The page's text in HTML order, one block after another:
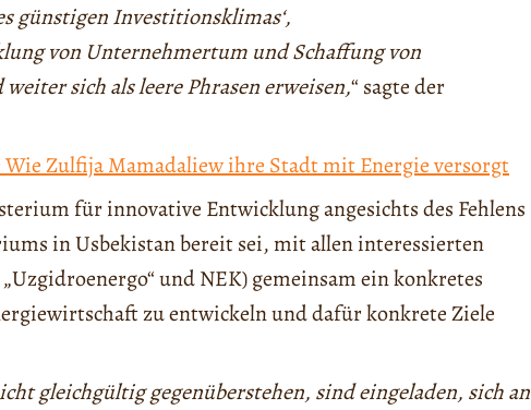
günstigen Investitionsklimas‘,
von Unternehmertum und Schaffung von
sich als leere Phrasen erweisen,“ sagte der
Wie Zulfija Mamadaliew ihre Stadt mit Energie versorgt
für innovative Entwicklung angesichts des Fehlens
in Usbekistan bereit sei, mit allen interessierten
und NEK) gemeinsam ein konkretes
zu entwickeln und dafür konkrete Ziele
gleichgültig gegenüberstehen, sind eingeladen, sich an